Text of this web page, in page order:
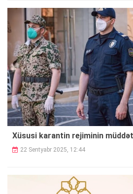
Xüsusi karantin rejiminin müddəti
22 Sentyabr 2025, 12:44